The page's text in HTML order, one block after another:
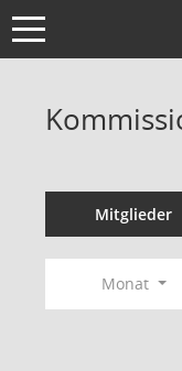
Toggle navigation
Mitglieder
Monat